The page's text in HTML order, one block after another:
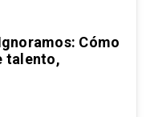
Cómo
talento,